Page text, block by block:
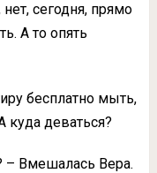
сегодня, прямо
А то опять
бесплатно мыть,
куда деваться?
– Вмешалась Вера.